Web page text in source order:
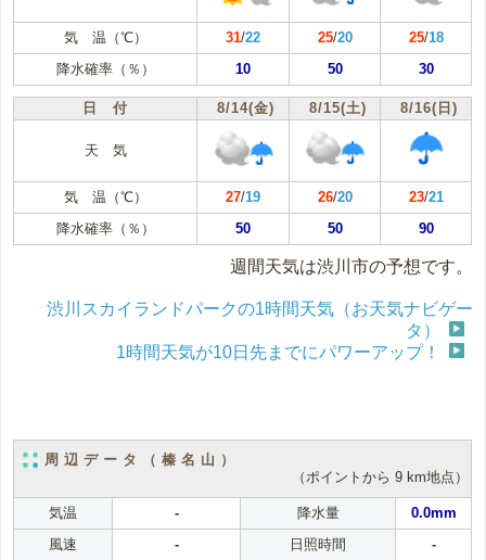
気 温（℃） 31/22 25/20 25/18
降水確率（％）
10 50 30
日 付 8/14(金) 8/15(土) 8/16(日)
天 気
気 温（℃） 27/19 26/20 23/21
降水確率（％）
50 50 90
週間天気は渋川市の予想です。
渋川スカイランドパークの1時間天気（お天気ナビゲー
タ）
1時間天気が10日先までにパワーアップ！
周辺データ（榛名山）
（ポイントから 9 km地点）
気温 - 降水量
0.0mm
風速
- 日照時間 -